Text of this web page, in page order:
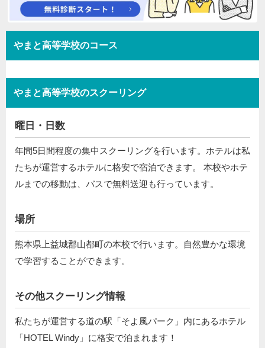
やまと高等学校のコース
やまと高等学校のスクーリング
曜日・日数
年間5日間程度の集中スクーリングを行います。ホテルは私
たちが運営するホテルに格安で宿泊できます。 本校やホテ
ルまでの移動は、バスで無料送迎も行っています。
場所
熊本県上益城郡山都町の本校で行います。自然豊かな環境
で学習することができます。
その他スクーリング情報
私たちが運営する道の駅「そよ風パーク」内にあるホテル
「HOTEL Windy」に格安で泊まれます！